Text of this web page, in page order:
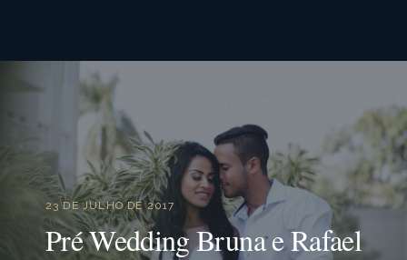
23 DE JULHO DE 2017
Pré Wedding Bruna e Rafael